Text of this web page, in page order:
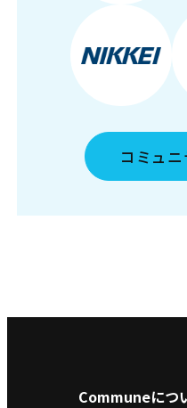
コミュ
Communeにつ